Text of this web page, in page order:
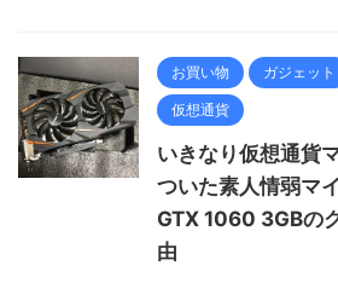
お買い物 ガジェット
仮想通貨
いきなり仮想通貨
ついた素人情弱マ
GTX 1060 3GBの
由